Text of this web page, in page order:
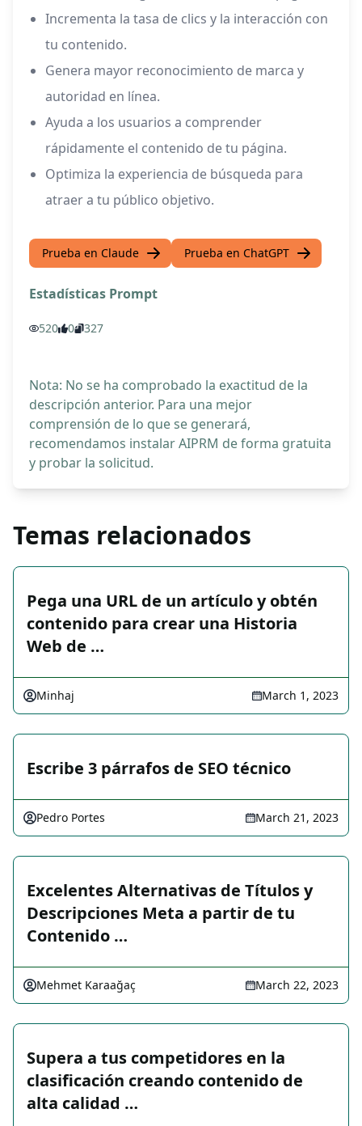
Incrementa la tasa de clics y la interacción con
tu contenido.
Genera mayor reconocimiento de marca y
autoridad en línea.
Ayuda a los usuarios a comprender
rápidamente el contenido de tu página.
Optimiza la experiencia de búsqueda para
atraer a tu público objetivo.
Prueba en Claude Prueba en ChatGPT
Estadísticas Prompt
520 0 327
Nota: No se ha comprobado la exactitud de la
descripción anterior. Para una mejor
comprensión de lo que se generará,
recomendamos instalar AIPRM de forma gratuita
y probar la solicitud.
Temas relacionados
Pega una URL de un artículo y obtén
contenido para crear una Historia
Web de …
Minhaj March 1, 2023
Escribe 3 párrafos de SEO técnico
Pedro Portes March 21, 2023
Excelentes Alternativas de Títulos y
Descripciones Meta a partir de tu
Contenido …
Mehmet Karaağaç March 22, 2023
Supera a tus competidores en la
clasificación creando contenido de
alta calidad …